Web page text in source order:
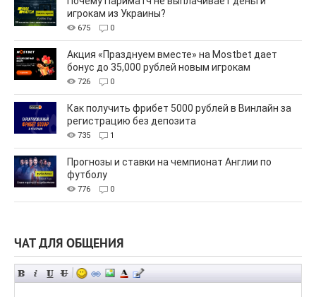
игрокам из Украины?
675 0
Акция «Празднуем вместе» на Mostbet дает
бонус до 35,000 рублей новым игрокам
726 0
Как получить фрибет 5000 рублей в Винлайн за
регистрацию без депозита
735 1
Прогнозы и ставки на чемпионат Англии по
футболу
776 0
ЧАТ ДЛЯ ОБЩЕНИЯ